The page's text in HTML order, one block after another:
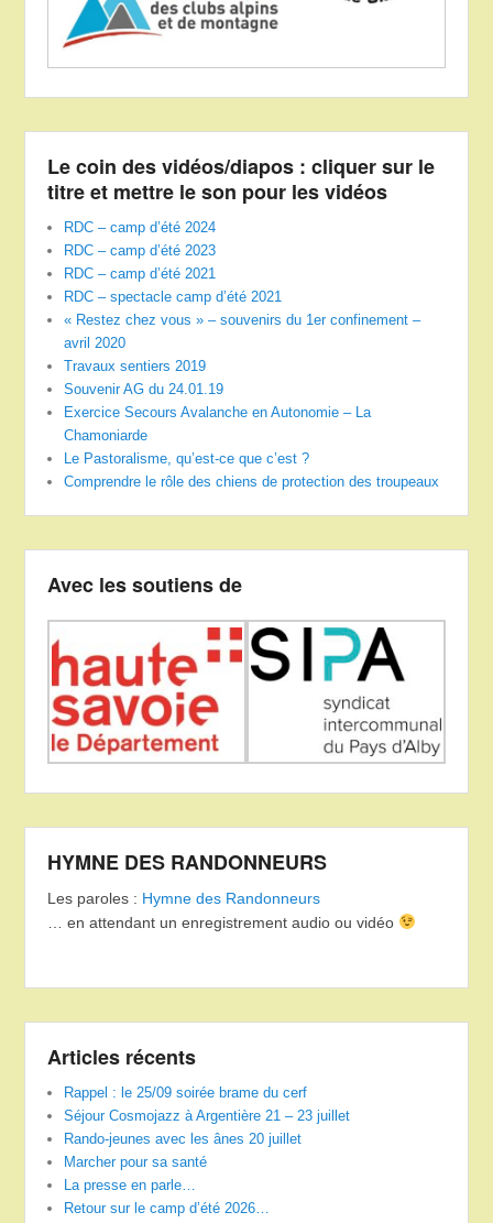
Le coin des vidéos/diapos : cliquer sur le
titre et mettre le son pour les vidéos
RDC – camp d’été 2024
RDC – camp d’été 2023
RDC – camp d’été 2021
RDC – spectacle camp d’été 2021
« Restez chez vous » – souvenirs du 1er confinement –
avril 2020
Travaux sentiers 2019
Souvenir AG du 24.01.19
Exercice Secours Avalanche en Autonomie – La
Chamoniarde
Le Pastoralisme, qu’est-ce que c’est ?
Comprendre le rôle des chiens de protection des troupeaux
Avec les soutiens de
HYMNE DES RANDONNEURS
Les paroles : Hymne des Randonneurs
… en attendant un enregistrement audio ou vidéo
Articles récents
Rappel : le 25/09 soirée brame du cerf
Séjour Cosmojazz à Argentière 21 – 23 juillet
Rando-jeunes avec les ânes 20 juillet
Marcher pour sa santé
La presse en parle…
Retour sur le camp d’été 2026…